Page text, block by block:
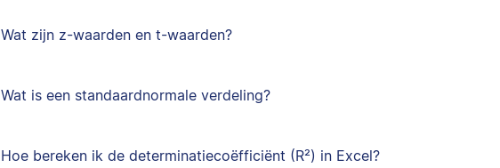
Wat zijn z-waarden en t-waarden?
Wat is een standaardnormale verdeling?
Hoe bereken ik de determinatiecoëfficiënt (R²) in Excel?